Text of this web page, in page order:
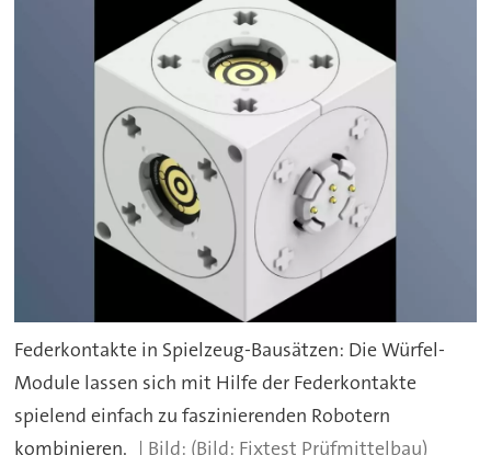
Federkontakte in Spielzeug-Bausätzen: Die Würfel-
Module lassen sich mit Hilfe der Federkontakte
spielend einfach zu faszinierenden Robotern
kombinieren.
(Bild: Fixtest Prüfmittelbau)